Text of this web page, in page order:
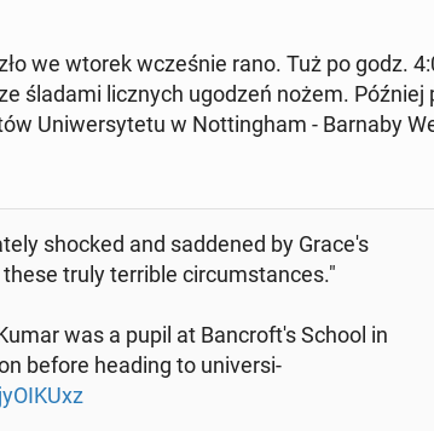
we wtorek wcze­śnie rano. Tuż po godz.
śladami licz­nych ugodzeń nożem.
Uni­wer­sy­te­tu w Not­tin­gham - Barnaby
shocked and sad­de­ned by Grace's
truly ter­ri­ble cir­cum­stan­ces."
was a pupil at Ban­cro­ft's School in
before heading to uni­ver­si­